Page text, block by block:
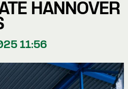
HANNOVER
11:56